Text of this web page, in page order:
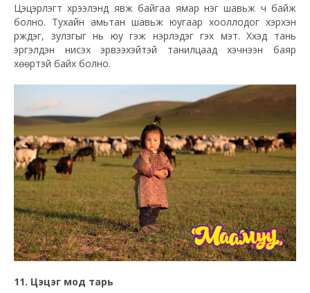
Цэцэрлэгт хүрээлэнд явж байгаа ямар нэг шавьж ч байж
болно. Тухайн амьтан шавьж юугаар хооллодог хэрхэн
үрждэг, зулзгыг нь юу гэж нэрлэдэг гэх мэт. Хүүхэд тань
эргэлдэн нисэх эрвээхэйтэй танилцаад хэчнээн баяр
хөөртэй байх болно.
11. Цэцэг мод тарь